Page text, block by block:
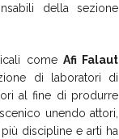
della sezione
come Afi Falaut
di laboratori di
al fine di produrre
unendo attori,
discipline e arti ha